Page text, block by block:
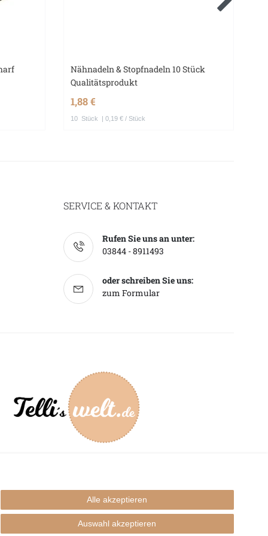
Nähnadeln & Stopfnadeln 10 Stück
Qualitätsprodukt
1,88 €
10 Stück | 0,19 € / Stück
SERVICE & KONTAKT
Rufen Sie uns an unter:
03844 - 8911493
oder schreiben Sie uns:
zum Formular
Alle akzeptieren
Auswahl akzeptieren